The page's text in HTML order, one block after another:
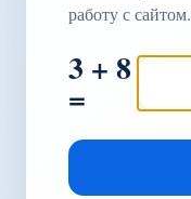
работу с сайтом.
3 + 8
=